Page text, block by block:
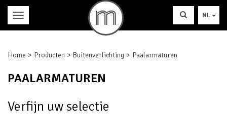
NL
Home Producten Buitenverlichting Paalarmaturen
PAALARMATUREN
Verfijn uw selectie